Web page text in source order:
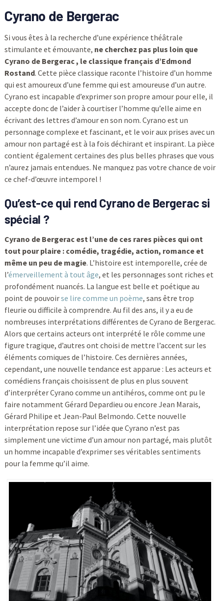
Cyrano de Bergerac
Si vous êtes à la recherche d’une expérience théâtrale
stimulante et émouvante, ne cherchez pas plus loin que
Cyrano de Bergerac , le classique français d’Edmond
Rostand. Cette pièce classique raconte l’histoire d’un homme
qui est amoureux d’une femme qui est amoureuse d’un autre.
Cyrano est incapable d’exprimer son propre amour pour elle, il
accepte donc de l’aider à courtiser l’homme qu’elle aime en
écrivant des lettres d’amour en son nom. Cyrano est un
personnage complexe et fascinant, et le voir aux prises avec un
amour non partagé est à la fois déchirant et inspirant. La pièce
contient également certaines des plus belles phrases que vous
n’aurez jamais entendues. Ne manquez pas votre chance de voir
ce chef-d’œuvre intemporel !
Qu’est-ce qui rend Cyrano de Bergerac si
spécial ?
Cyrano de Bergerac est l’une de ces rares pièces qui ont
tout pour plaire : comédie, tragédie, action, romance et
même un peu de magie. L’histoire est intemporelle, crée de
l’émerveillement à tout âge, et les personnages sont riches et
profondément nuancés. La langue est belle et poétique au
point de pouvoirse lire comme un poème, sans être trop
fleurie ou difficile à comprendre. Au fil des ans, il y a eu de
nombreuses interprétations différentes de Cyrano de Bergerac.
Alors que certains acteurs ont interprété le rôle comme une
figure tragique, d’autres ont choisi de mettre l’accent sur les
éléments comiques de l’histoire. Ces dernières années,
cependant, une nouvelle tendance est apparue : Les acteurs et
comédiens français choisissent de plus en plus souvent
d’interpréter Cyrano comme un antihéros, comme ont pu le
faire notamment Gérard Depardieu ou encore Jean Marais,
Gérard Philipe et Jean-Paul Belmondo. Cette nouvelle
interprétation repose sur l’idée que Cyrano n’est pas
simplement une victime d’un amour non partagé, mais plutôt
un homme incapable d’exprimer ses véritables sentiments
pour la femme qu’il aime.